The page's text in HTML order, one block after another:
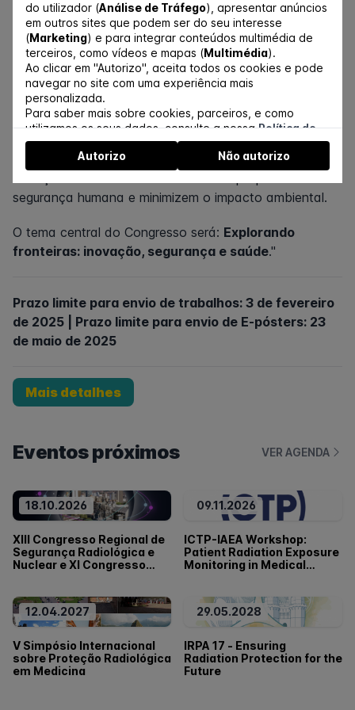
do utilizador (Análise de Tráfego), apresentar anúncios
em outros sites que podem ser do seu interesse
(Marketing) e para integrar conteúdos multimédia de
terceiros, como vídeos e mapas (Multimédia).
Ao clicar em "Autorizo", aceita todos os cookies e pode
navegar no site com uma experiência mais
personalizada.
Para saber mais sobre cookies, parceiros, e como
utilizamos os seus dados, consulte a nossaPolítica de
Cookies.
Pode gerir a autorização a partir do link no rodapé do
website.
Autorizo Não autorizo
de recursos, sistemas de informação e comunicação
no nosso ambiente, ajudando a melhorar a sua
capacidade, produtividade e competitividade. Entre as
diversas soluções, a Inteligência Artificial (IA) está em
mudança a forma como os cuidados de saúde são
prestados, permitindo diagnósticos mais precisos,
tratamentos personalizados e maior eficiência nos
processos. Ao aproveitar as capacidades de IA, podem
ser desenvolvidas estratégias de proteção contra
segurança humana e minimizem o impacto ambiental.
O tema central do Congresso será: Explorando
fronteiras: inovação, segurança e saúde."
Prazo limite para envio de trabalhos: 3 de fevereiro
de 2025 | Prazo limite para envio de E-pósters: 23
de maio de 2025
Mais detalhes
Eventos próximos VER AGENDA
18.10.2026
XIII Congresso Regional de
Segurança Radiológica e
Nuclear e XI Congresso
09.11.2026
ICTP-IAEA Workshop:
Patient Radiation Exposure
Monitoring in Medical
12.04.2027
V Simpósio Internacional
sobre Proteção Radiológica
em Medicina
29.05.2028
IRPA 17 - Ensuring
Radiation Protection for the
Future